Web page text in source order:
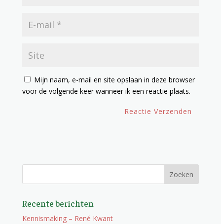
Mijn naam, e-mail en site opslaan in deze browser
voor de volgende keer wanneer ik een reactie plaats.
Recente berichten
Kennismaking – René Kwant